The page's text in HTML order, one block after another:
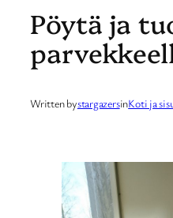
Pöytä ja
Written bystargazersinKoti ja